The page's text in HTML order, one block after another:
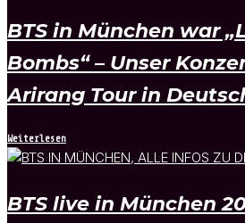
BTS in München war
Bombs“ – Unser
Arirang Tour in
Weiterlesen
BTS live in München